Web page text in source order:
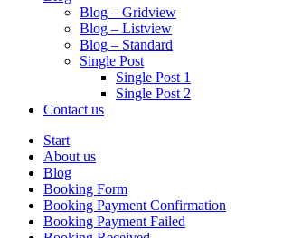
Blog – Gridview
Blog – Listview
Blog – Standard
Single Post
Single Post 1
Single Post 2
Contact us
Start
About us
Blog
Booking Form
Booking Payment Confirmation
Booking Payment Failed